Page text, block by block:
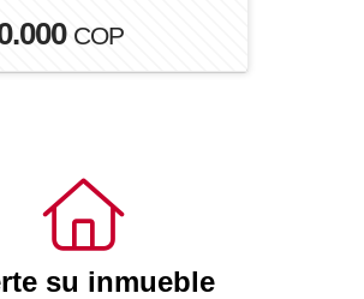
COP
su inmueble